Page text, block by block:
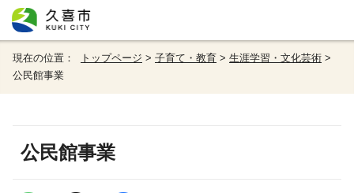
現在の位置： トップページ > 子育て・教育 > 生涯学習・文化芸術 >
公民館事業
公民館事業